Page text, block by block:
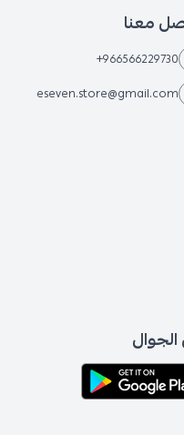
معنا
+966566229730
eseven.store@gmail.com